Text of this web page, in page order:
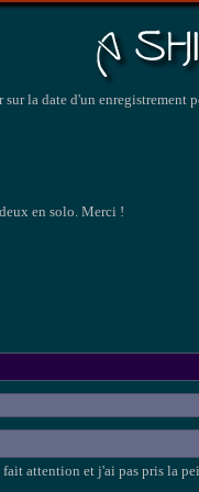
sur la date d'un enregistrement
en solo. Merci !
attention et j'ai pas pris la